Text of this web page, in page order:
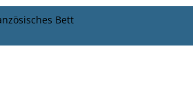
Bett